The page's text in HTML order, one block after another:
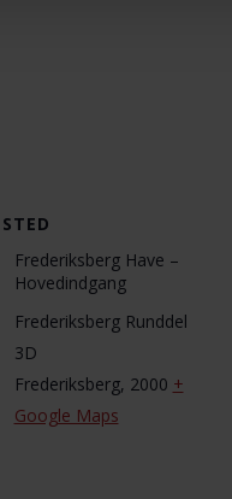
STED
Frederiksberg Have –
Hovedindgang
Frederiksberg Runddel
3D
Frederiksberg, 2000 +
Google Maps